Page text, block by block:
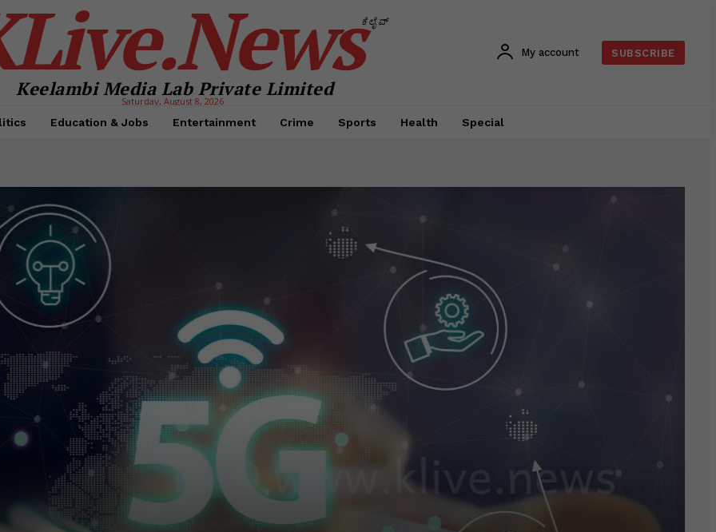
ಕೆಲೈವ್
Keelambi Media Lab Private Limited
Saturday, August 8, 2026
My account SUBSCRIBE
Education & Jobs Entertainment Crime Sports Health Special